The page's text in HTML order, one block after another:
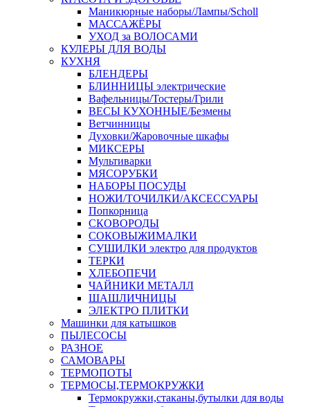
Маникюрные наборы/Лампы/Scholl
МАССАЖЁРЫ
УХОД за ВОЛОСАМИ
КУЛЕРЫ ДЛЯ ВОДЫ
КУХНЯ
БЛЕНДЕРЫ
БЛИННИЦЫ электрические
Вафельницы/Тостеры/Грили
ВЕСЫ КУХОННЫЕ/Безмены
Ветчинницы
Духовки/Жаровочные шкафы
МИКСЕРЫ
Мультиварки
МЯСОРУБКИ
НАБОРЫ ПОСУДЫ
НОЖИ/ТОЧИЛКИ/АКСЕССУАРЫ
Попкорница
СКОВОРОДЫ
СОКОВЫЖИМАЛКИ
СУШИЛКИ электро для продуктов
ТЕРКИ
ХЛЕБОПЕЧИ
ЧАЙНИКИ МЕТАЛЛ
ШАШЛИЧНИЦЫ
ЭЛЕКТРО ПЛИТКИ
Машинки для катышков
ПЫЛЕСОСЫ
РАЗНОЕ
САМОВАРЫ
ТЕРМОПОТЫ
ТЕРМОСЫ,ТЕРМОКРУЖКИ
Термокружки,стаканы,бутылки для воды